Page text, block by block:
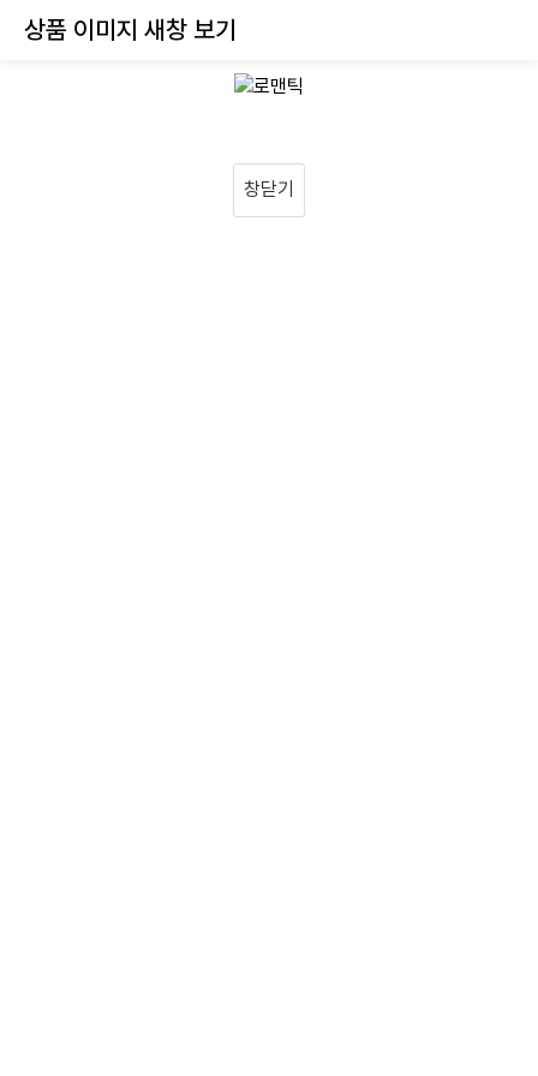
상품 이미지 새창 보기
창닫기